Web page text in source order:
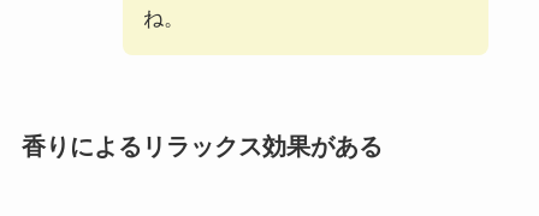
ね。
香りによるリラックス効果がある